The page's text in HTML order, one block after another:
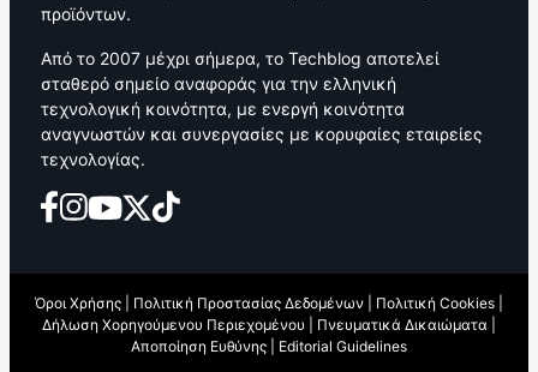
προϊόντων.
Από το 2007 μέχρι σήμερα, το Techblog αποτελεί
σταθερό σημείο αναφοράς για την ελληνική
τεχνολογική κοινότητα, με ενεργή κοινότητα
αναγνωστών και συνεργασίες με κορυφαίες εταιρείες
τεχνολογίας.
Όροι Χρήσης Πολιτική Προστασίας Δεδομένων Πολιτική Cookies
Δήλωση Χορηγούμενου Περιεχομένου
Πνευματικά Δικαιώματα
Αποποίηση Ευθύνης
Editorial Guidelines